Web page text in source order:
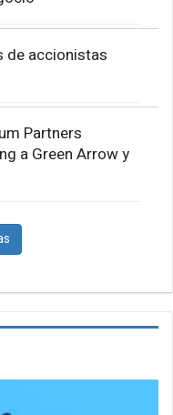
de accionistas
Partners
a Green Arrow y